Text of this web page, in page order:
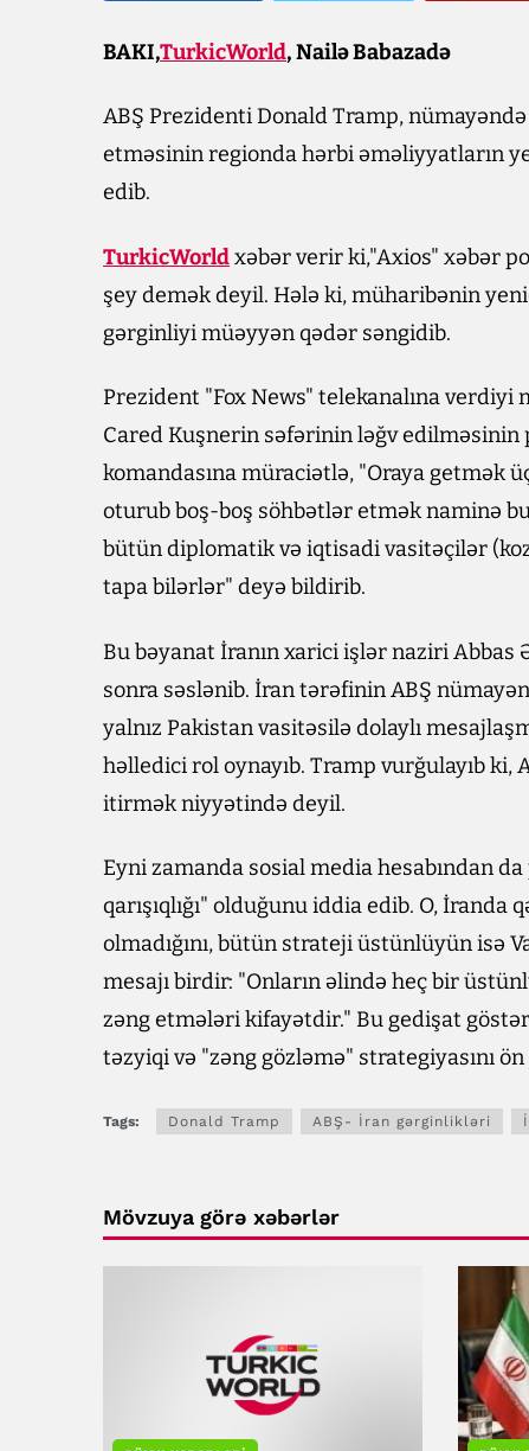
BAKI,TurkicWorld, Nailə Babazadə
ABŞ Prezidenti Donald Tramp,
etməsinin regionda hərbi əməliyyatların
edib.
TurkicWorldxəbər verir ki,"Axios" xəbər
şey demək deyil. Hələ ki, müharibənin
gərginliyi müəyyən qədər səngidib.
Prezident "Fox News" telekanalına
Cared Kuşnerin səfərinin ləğv edilməsinin
komandasına müraciətlə, "Oraya getmək
oturub boş-boş söhbətlər etmək naminə
bütün diplomatik və iqtisadi vasitəçilər
tapa bilərlər" deyə bildirib.
Bu bəyanat İranın xarici işlər naziri Abbas
sonra səslənib. İran tərəfinin ABŞ
yalnız Pakistan vasitəsilə dolaylı
həlledici rol oynayıb. Tramp vurğulayıb ki,
itirmək niyyətində deyil.
Eyni zamanda sosial media hesabından
qarışıqlığı" olduğunu iddia edib. O,
olmadığını, bütün strateji üstünlüyün isə
mesajı birdir: "Onların əlində heç bir
zəng etmələri kifayətdir." Bu gedişat
təzyiqi və "zəng gözləmə" strategiyasını ön
Tags: Donald Tramp ABŞ- İran gərginlikləri
Mövzuya görə xəbərlər